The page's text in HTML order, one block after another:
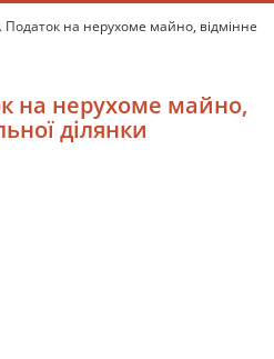
Податок на нерухоме майно, відмінне
на нерухоме майно,
ділянки